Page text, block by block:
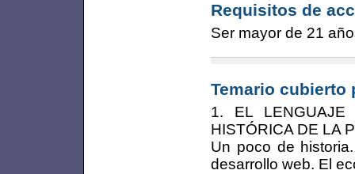
Requisitos de
Ser mayor de 21
Temario cubierto
1. EL LENGUAJE
HISTÓRICA DE LA
Un poco de
desarrollo web. El